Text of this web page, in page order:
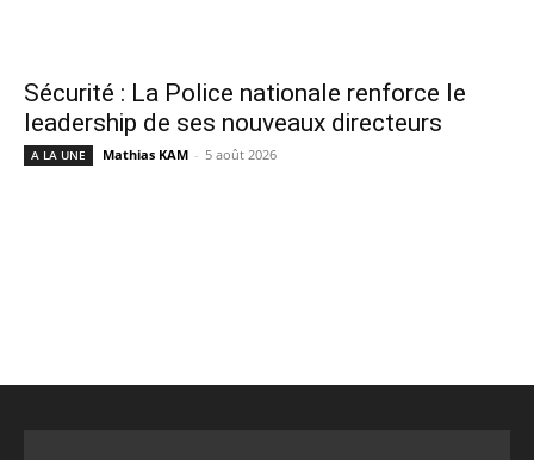
Sécurité : La Police nationale renforce le
leadership de ses nouveaux directeurs
A LA UNE Mathias KAM - 5 août 2026